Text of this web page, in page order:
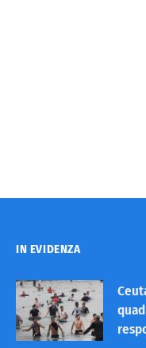
IN EVIDENZA